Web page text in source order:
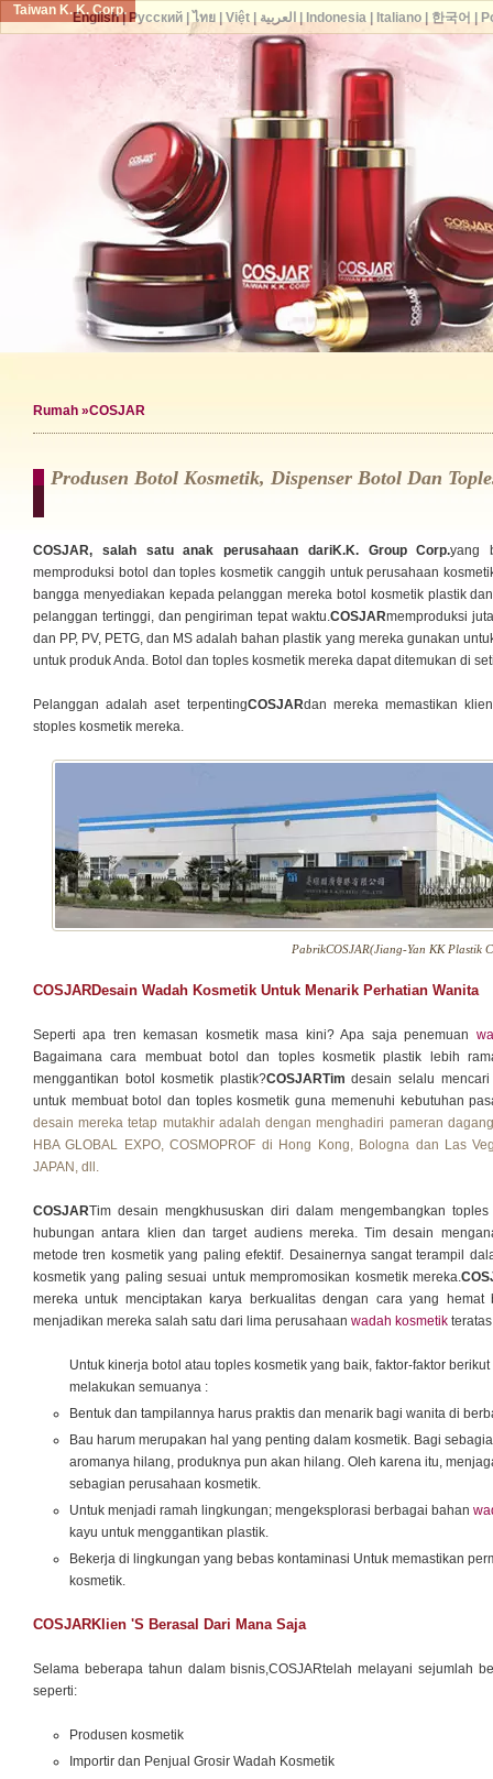
Taiwan K. K. Corp.
Rumah »COSJAR
Produsen Botol Kosmetik, Dispenser Botol Dan
COSJAR, salah satu anak perusahaan dariK.K. Group Corp.yang
memproduksi botol dan toples kosmetik canggih untuk perusahaan
bangga menyediakan kepada pelanggan mereka botol kosmetik plastik
pelanggan tertinggi, dan pengiriman tepat waktu.COSJARmemproduksi
dan PP, PV, PETG, dan MS adalah bahan plastik yang mereka gunakan
untuk produk Anda. Botol dan toples kosmetik mereka dapat ditemukan di
Pelanggan adalah aset terpentingCOSJARdan mereka memastikan
stoples kosmetik mereka.
PabrikCOSJAR(Jiang-Yan KK Plastik
COSJARDesain Wadah Kosmetik Untuk Menarik Perhatian Wanita
Seperti apa tren kemasan kosmetik masa kini? Apa saja penemuan
Bagaimana cara membuat botol dan toples kosmetik plastik lebih
menggantikan botol kosmetik plastik?COSJARTim desain selalu
untuk membuat botol dan toples kosmetik guna memenuhi kebutuhan
desain mereka tetap mutakhir adalah dengan menghadiri pameran
HBA GLOBAL EXPO, COSMOPROF di Hong Kong, Bologna dan Las
JAPAN, dll.
COSJARTim desain mengkhususkan diri dalam mengembangkan
hubungan antara klien dan target audiens mereka. Tim desain
metode tren kosmetik yang paling efektif. Desainernya sangat terampil
kosmetik yang paling sesuai untuk mempromosikan kosmetik mereka.
mereka untuk menciptakan karya berkualitas dengan cara yang
menjadikan mereka salah satu dari lima perusahaan wadah kosmetik
Untuk kinerja botol atau toples kosmetik yang baik, faktor-faktor
melakukan semuanya :
Bentuk dan tampilannya harus praktis dan menarik bagi wanita di
Bau harum merupakan hal yang penting dalam kosmetik. Bagi
aromanya hilang, produknya pun akan hilang. Oleh karena itu,
sebagian perusahaan kosmetik.
Untuk menjadi ramah lingkungan; mengeksplorasi berbagai bahan
kayu untuk menggantikan plastik.
Bekerja di lingkungan yang bebas kontaminasi Untuk memastikan
kosmetik.
COSJARKlien 's Berasal Dari Mana Saja
Selama beberapa tahun dalam bisnis,COSJARtelah melayani sejumlah
seperti:
Produsen kosmetik
Importir dan Penjual Grosir Wadah Kosmetik
English| Русский| ไทย| Việt| العربية Indonesia| Italiano| 한국어